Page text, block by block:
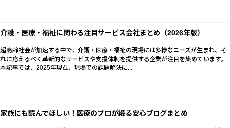
介護・医療・福祉に関わる注目サービス会社まとめ（2026年版）
超高齢社会が加速する中で、介護・医療・福祉の現場には多様なニーズが生まれ、そ
れに応えるべく革新的なサービスや支援体制を提供する企業が注目を集めています。
本記事では、2025年現在、現場での課題解決に...
家族にも読んでほしい！医療のプロが綴る安心ブログまとめ